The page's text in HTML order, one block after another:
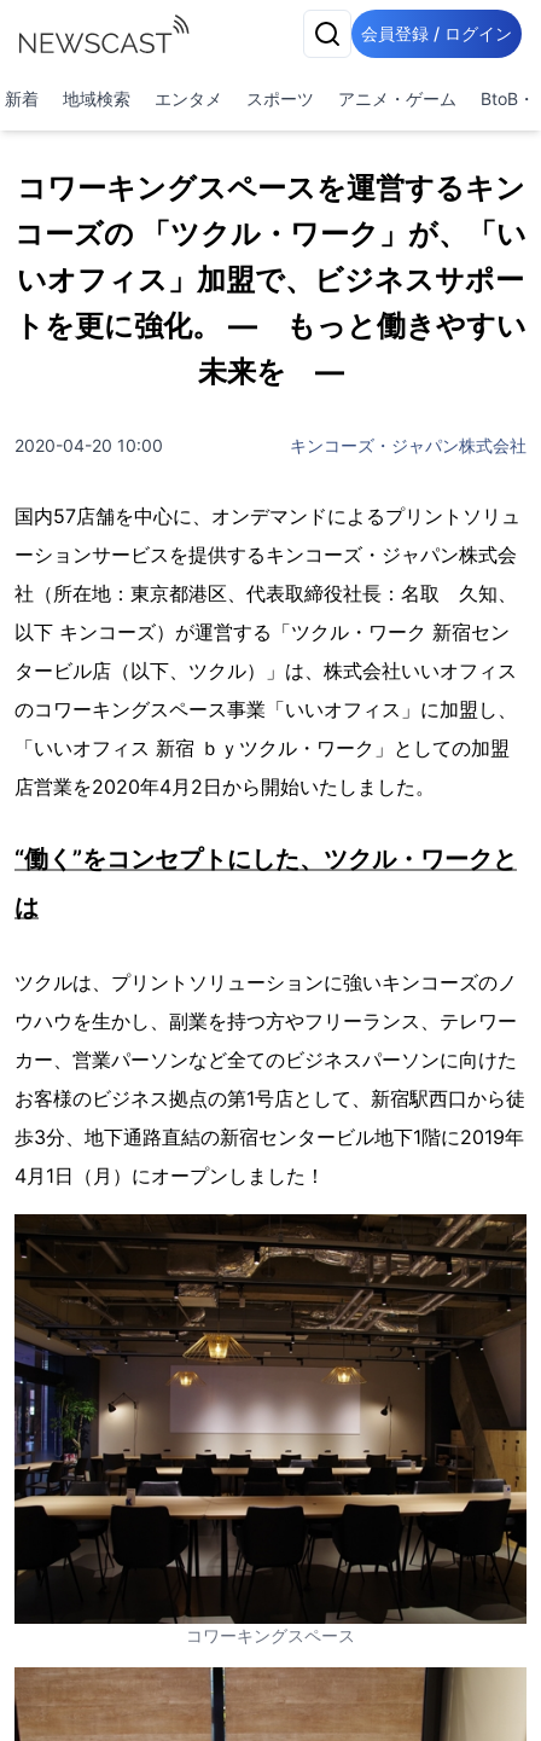
会員登録 / ログイン
新着 地域検索 エンタメ スポーツ アニメ・ゲーム BtoB・
コワーキングスペースを運営するキン
コーズの 「ツクル・ワーク」が、「い
いオフィス」加盟で、ビジネスサポー
トを更に強化。 ― もっと働きやすい
未来を ―
2020-04-20 10:00 キンコーズ・ジャパン株式会社
国内57店舗を中心に、オンデマンドによるプリントソリュ
ーションサービスを提供するキンコーズ・ジャパン株式会
社（所在地：東京都港区、代表取締役社長：名取 久知、
以下 キンコーズ）が運営する「ツクル・ワーク 新宿セン
タービル店（以下、ツクル）」は、株式会社いいオフィス
のコワーキングスペース事業「いいオフィス」に加盟し、
「いいオフィス 新宿 ｂｙツクル・ワーク」としての加盟
店営業を2020年4月2日から開始いたしました。
“働く”をコンセプトにした、ツクル・ワークと
は
ツクルは、プリントソリューションに強いキンコーズのノ
ウハウを生かし、副業を持つ方やフリーランス、テレワー
カー、営業パーソンなど全てのビジネスパーソンに向けた
お客様のビジネス拠点の第1号店として、新宿駅西口から徒
歩3分、地下通路直結の新宿センタービル地下1階に2019年
4月1日（月）にオープンしました！
コワーキングスペース